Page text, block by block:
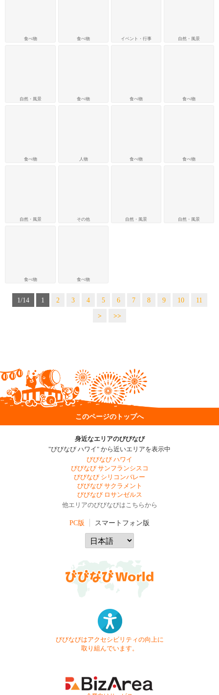
食べ物
自然・風景
食べ物
自然・風景
食べ物
食べ物
食べ物
人物
その他
食べ物
イベント・行事
食べ物
食べ物
自然・風景
自然・風景
食べ物
食べ物
自然・風景
1/14 1 2 3 4 5 6 7 8 9 10
11
>
>>
このページのトップへ
身近なエリアのびびなび
"びびなび ハワイ" から近いエリアを表示中
びびなび ハワイ
びびなび サンフランシスコ
びびなび シリコンバレー
びびなび サクラメント
びびなび ロサンゼルス
他エリアのびびなびはこちらから
PC版 スマートフォン版
びびなびはアクセシビリティの向上に
取り組んでいます。